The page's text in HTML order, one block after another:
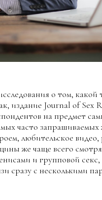
о том,
Journal of Sex
на предмет
часто
любительское
же чаще всего
и групповой
сразу с несколькими